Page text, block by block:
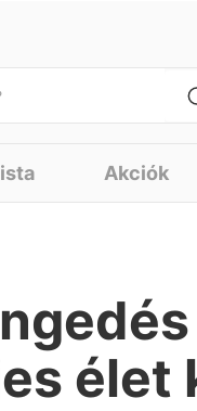
Akciók
élet